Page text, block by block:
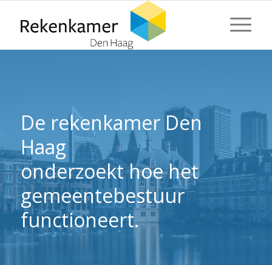
⬇ Blok overslaan
De rekenkamer Den
Haag
onderzoekt hoe het
gemeentebestuur
functioneert.